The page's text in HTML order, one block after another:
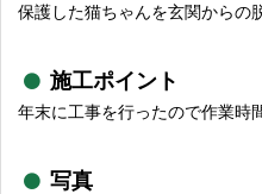
保護した猫ちゃんを玄関からの
施工ポイント
年末に工事を行ったので作業時
写真